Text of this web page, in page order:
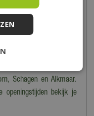
gereedschap maar
nog veel meer!
Schagen en Alkmaar.
openingstijden bekijk je